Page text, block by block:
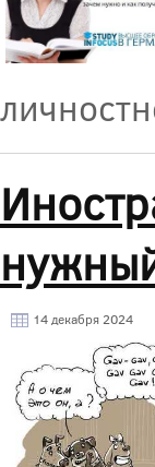
14 декабря 2024